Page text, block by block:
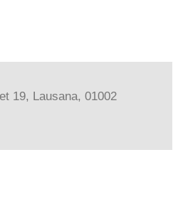
19, Lausana, 01002